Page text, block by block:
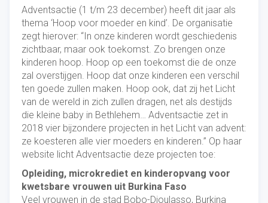
Adventsactie (1 t/m 23 december) heeft dit jaar als
thema ‘Hoop voor moeder en kind’. De organisatie
zegt hierover: “In onze kinderen wordt geschiedenis
zichtbaar, maar ook toekomst. Zo brengen onze
kinderen hoop. Hoop op een toekomst die de onze
zal overstijgen. Hoop dat onze kinderen een verschil
ten goede zullen maken. Hoop ook, dat zij het Licht
van de wereld in zich zullen dragen, net als destijds
die kleine baby in Bethlehem… Adventsactie zet in
2018 vier bijzondere projecten in het Licht van advent:
ze koesteren alle vier moeders en kinderen.” Op haar
website licht Adventsactie deze projecten toe:
Opleiding, microkrediet en kinderopvang voor
kwetsbare vrouwen uit Burkina Faso
Veel vrouwen in de stad Bobo-Dioulasso, Burkina